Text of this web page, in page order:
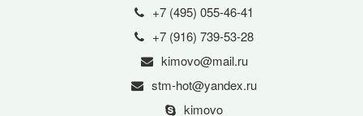
+7 (495) 055-46-41
+7 (916) 739-53-28
kimovo@mail.ru
stm-hot@yandex.ru
kimovo